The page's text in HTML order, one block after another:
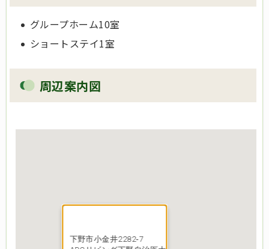
グループホーム10室
ショートステイ1室
周辺案内図
下野市小金井2282‐7